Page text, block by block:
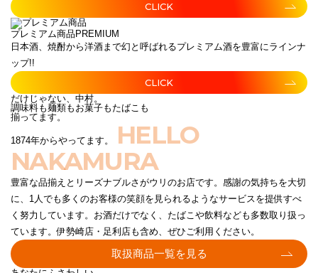
CLICK
プレミアム商品 PREMIUM
日本酒、焼酎から洋酒まで幻と呼ばれるプレミアム酒を豊富にラインナ
ップ!!
CLICK
だけじゃない、中村。
調味料も麺類もお菓子もたばこも
揃ってます。
1874年からやってます。
HELLO
NAKAMURA
豊富な品揃えとリーズナブルさがウリのお店です。感謝の気持ちを大切
に、1人でも多くのお客様の笑顔を見られるようなサービスを提供すべ
く努力しています。お酒だけでなく、たばこや飲料なども多数取り扱っ
ています。伊勢崎店・足利店も含め、ぜひご利用ください。
取扱商品一覧を見る